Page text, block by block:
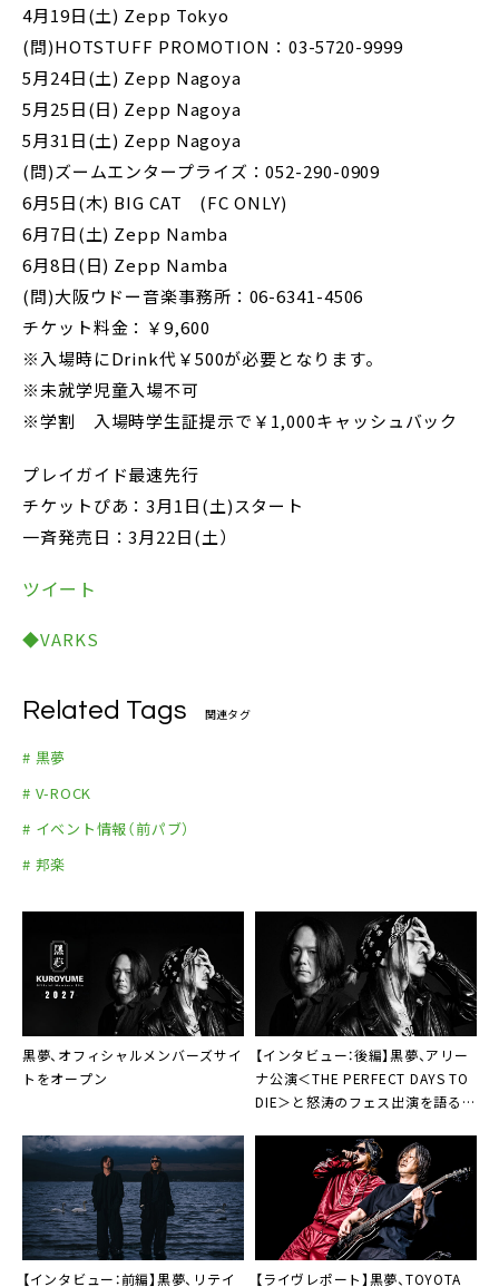
4月19日(土) Zepp Tokyo
(問)HOTSTUFF PROMOTION：03-5720-9999
5月24日(土) Zepp Nagoya
5月25日(日) Zepp Nagoya
5月31日(土) Zepp Nagoya
(問)ズームエンタープライズ：052-290-0909
6月5日(木) BIG CAT (FC ONLY)
6月7日(土) Zepp Namba
6月8日(日) Zepp Namba
(問)大阪ウドー音楽事務所：06-6341-4506
チケット料金：￥9,600
※入場時にDrink代￥500が必要となります。
※未就学児童入場不可
※学割 入場時学生証提示で￥1,000キャッシュバック
プレイガイド最速先行
チケットぴあ：3月1日(土)スタート
一斉発売日：3月22日(土）
ツイート
◆VARKS
Related Tags 関連タグ
# 黒夢
# V-ROCK
# イベント情報（前パブ）
# 邦楽
黒夢、オフィシャルメンバーズサイ
トをオープン
【インタビュー：後編】黒夢、アリー
ナ公演＜THE PERFECT DAYS TO
DIE＞と怒涛のフェス出演を語る
も黒夢でしかない」
【インタビュー：前編】黒夢、リテイ 【ライヴレポート】黒夢、TOYOTA